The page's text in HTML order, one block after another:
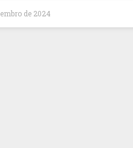
de 2024